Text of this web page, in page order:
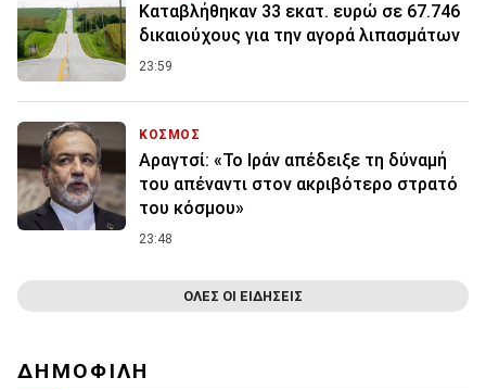
Καταβλήθηκαν 33 εκατ. ευρώ σε 67.746
δικαιούχους για την αγορά λιπασμάτων
23:59
ΚΟΣΜΟΣ
Αραγτσί: «Το Ιράν απέδειξε τη δύναμή
του απέναντι στον ακριβότερο στρατό
του κόσμου»
23:48
ΟΛΕΣ ΟΙ ΕΙΔΗΣΕΙΣ
ΔΗΜΟΦΙΛΗ